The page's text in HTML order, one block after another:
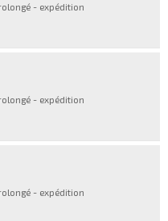
- expédition
- expédition
- expédition